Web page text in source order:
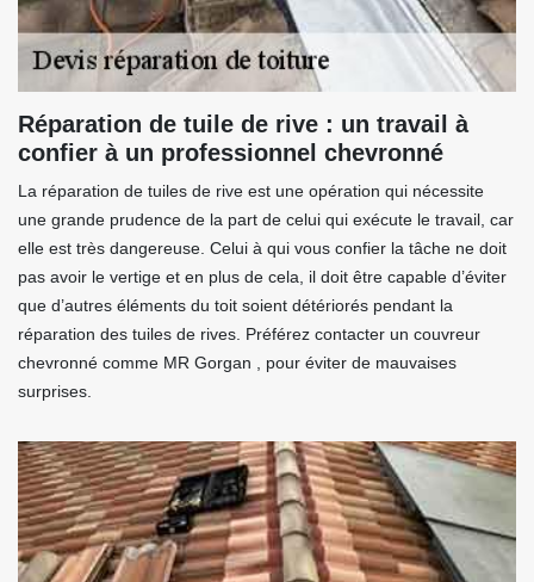
Réparation de tuile de rive : un travail à
confier à un professionnel chevronné
La réparation de tuiles de rive est une opération qui nécessite
une grande prudence de la part de celui qui exécute le travail, car
elle est très dangereuse. Celui à qui vous confier la tâche ne doit
pas avoir le vertige et en plus de cela, il doit être capable d’éviter
que d’autres éléments du toit soient détériorés pendant la
réparation des tuiles de rives. Préférez contacter un couvreur
chevronné comme MR Gorgan , pour éviter de mauvaises
surprises.